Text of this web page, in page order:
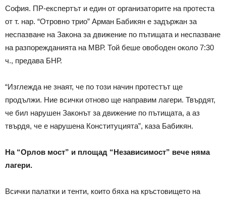
София. ПР-експертът и един от организаторите на протеста
от т. нар. “Отровно трио” Арман Бабикян е задържан за
неспазване на Закона за движение по пътищата и неспазване
на разпорежданията на МВР. Той беше овободен около 7:30
ч., предава БНР.
“Изглежда не знаят, че по този начин протестът ще
продължи. Ние всички отново ще направим лагери. Твърдят,
че бил нарушен Законът за движение по пътищата, а аз
твърдя, че е нарушена Конституцията”, каза Бабикян.
На “Орлов мост” и площад “Независимост” вече няма
лагери.
Всички палатки и тенти, които бяха на кръстовището на